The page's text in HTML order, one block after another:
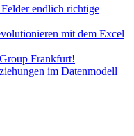
endlich richtige
mit dem Excel
Frankfurt!
im Datenmodell